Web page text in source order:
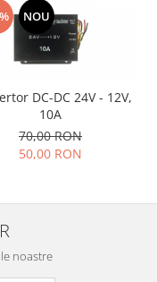
NOU
DC-DC 24V - 12V,
10A
70,00 RON
50,00 RON
noastre